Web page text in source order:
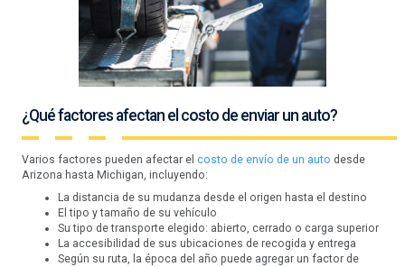
¿Qué factores afectan el costo de enviar un auto?
Varios factores pueden afectar el costo de envío de un auto desde
Arizona hasta Michigan, incluyendo:
La distancia de su mudanza desde el origen hasta el destino
El tipo y tamaño de su vehículo
Su tipo de transporte elegido: abierto, cerrado o carga superior
La accesibilidad de sus ubicaciones de recogida y entrega
Según su ruta, la época del año puede agregar un factor de